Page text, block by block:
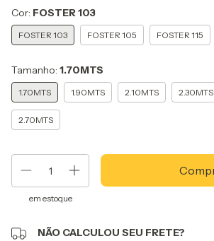
Cor: FOSTER 103
FOSTER 103 FOSTER 105 FOSTER 115
Tamanho: 1.70MTS
1.70MTS 1.90MTS 2.10MTS 2.30MTS
2.70MTS
em estoque
NÃO CALCULOU SEU FRETE?